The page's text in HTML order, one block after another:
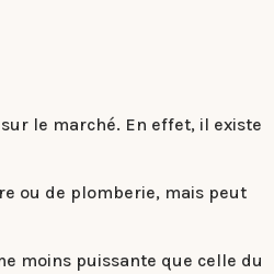
le marché. En effet, il existe
ou de plomberie, mais peut
moins puissante que celle du